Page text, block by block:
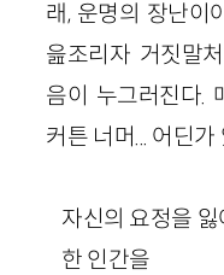
래, 운명의 장난이
읊조리자 거짓말
음이 누그러진다.
커튼 너머... 어딘가
자신의 요정을 잃
한 인간을